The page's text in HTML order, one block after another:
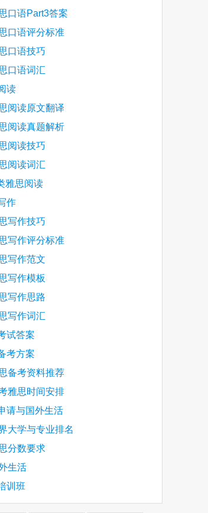
口语Part3答案
口语评分标准
口语技巧
口语词汇
读
阅读原文翻译
阅读真题解析
阅读技巧
阅读词汇
雅思阅读
作
写作技巧
写作评分标准
写作范文
写作模板
写作思路
写作词汇
试答案
考方案
备考资料推荐
雅思时间安排
请与国外生活
大学与专业排名
分数要求
生活
训班